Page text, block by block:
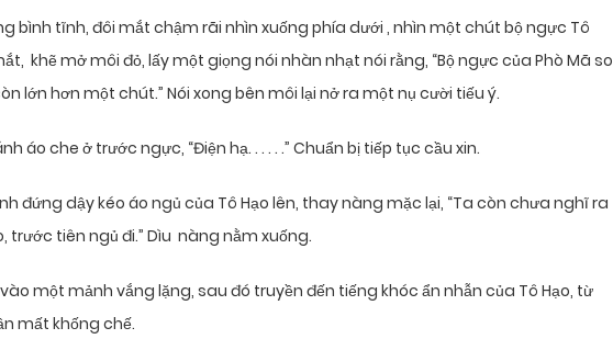
bình tĩnh, đôi mắt chậm rãi nhìn xuống phía dưới , nhìn một chút bộ ngực Tô
khẽ mở môi đỏ, lấy một giọng nói nhàn nhạt nói rằng, “Bộ ngực của Phò Mã so
lớn hơn một chút.” Nói xong bên môi lại nở ra một nụ cười tiếu ý.
áo che ở trước ngực, “Điện hạ. . . . . .” Chuẩn bị tiếp tục cầu xin.
đứng dậy kéo áo ngủ của Tô Hạo lên, thay nàng mặc lại, “Ta còn chưa nghĩ ra
trước tiên ngủ đi.” Dìu nàng nằm xuống.
một mảnh vắng lặng, sau đó truyền đến tiếng khóc ẩn nhẫn của Tô Hạo, từ
mất khống chế.